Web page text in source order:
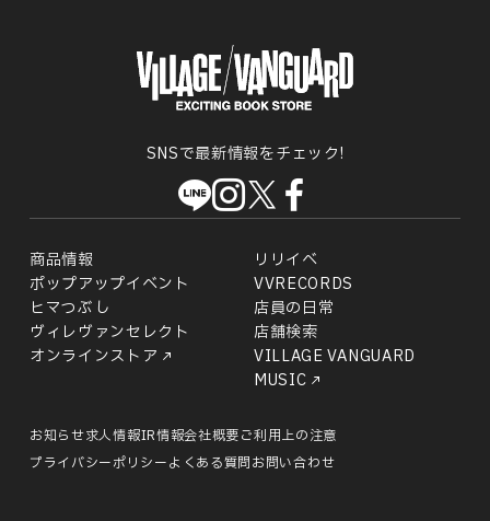
SNSで最新情報をチェック!
商品情報
リリイベ
ポップアップイベント
VVRECORDS
ヒマつぶし
店員の日常
ヴィレヴァンセレクト
店舗検索
オンラインストア
VILLAGE VANGUARD
MUSIC
お知らせ求人情報IR情報会社概要ご利用上の注意
プライバシーポリシーよくある質問お問い合わせ